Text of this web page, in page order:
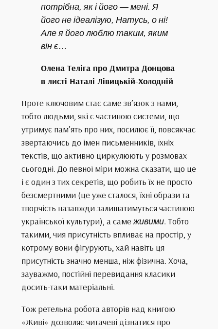
потрібна, як і його — мені. Я
його не ідеалізую, Натусь, о ні!
Але я його люблю таким, яким
він є…
Олена Теліга про Дмитра Донцова
в листі Наталі Лівицькій-Холодній
Проте ключовим стає саме зв’язок з нами,
тобто людьми, які є частиною системи, що
утримує пам’ять про них, посилює її, повсякчас
звертаючись до імен письменників, їхніх
текстів, що активно циркулюють у розмовах
сьогодні. До певної міри можна сказати, що це
і є один з тих секретів, що робить їх не просто
безсмертними (це уже сталося, їхні образи та
творчість назавжди залишатимуться частиною
української культури), а самеживими. Тобто
такими, чия присутність впливає на простір, у
котрому вони фігурують, хай навіть ця
присутність значно менша, ніж фізична. Хоча,
зауважмо, постійні перевидання класики
досить-таки матеріальні.
Тож ретельна робота авторів над книгою
«Живі» дозволяє читачеві дізнатися про